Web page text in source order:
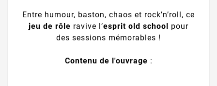
Entre humour, baston, chaos et rock’n’roll, ce
jeu de rôle ravive l’esprit old school pour
des sessions mémorables !
Contenu de l'ouvrage :